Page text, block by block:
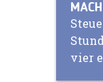
vier